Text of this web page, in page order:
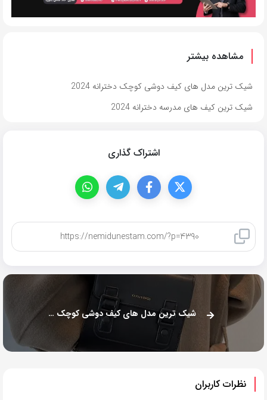
مشاهده بیشتر
شیک ترین مدل های کیف دوشی کوچک دخترانه 2024
شیک ترین کیف های مدرسه دخترانه 2024
اشتراک گذاری
شیک ترین مدل های کیف دوشی کوچک دخترانه 2024
نظرات کاربران